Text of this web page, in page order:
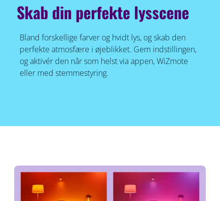
Skab din perfekte lysscene
Bland forskellige farver og hvidt lys, og skab den
perfekte atmosfære i øjeblikket. Gem indstillingen,
og aktivér den når som helst via appen, WiZmote
eller med stemmestyring.